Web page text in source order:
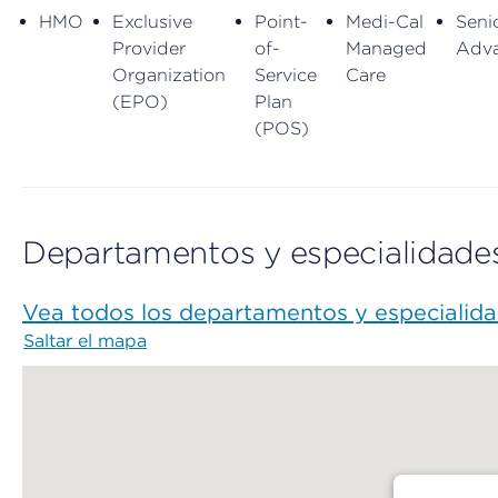
HMO
Exclusive
Provider
Organization
(EPO)
Point-
of-
Service
Plan
(POS)
Medi-Cal
Managed
Care
Departamentos y
Vea todos los departamentos y
Saltar el mapa